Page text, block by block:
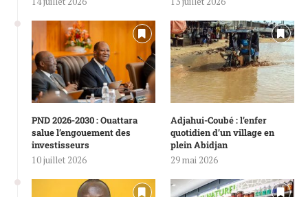
PND 2026-2030 : Ouattara
salue l’engouement des
investisseurs
10 juillet 2026
Adjahui-Coubé : l’enfer
quotidien d’un village en
plein Abidjan
29 mai 2026